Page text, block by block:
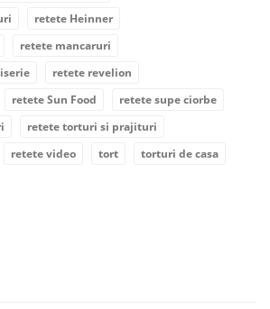
retete Heinner
retete mancaruri
retete revelion
retete Sun Food
retete supe ciorbe
retete torturi si prajituri
retete video tort
torturi de casa